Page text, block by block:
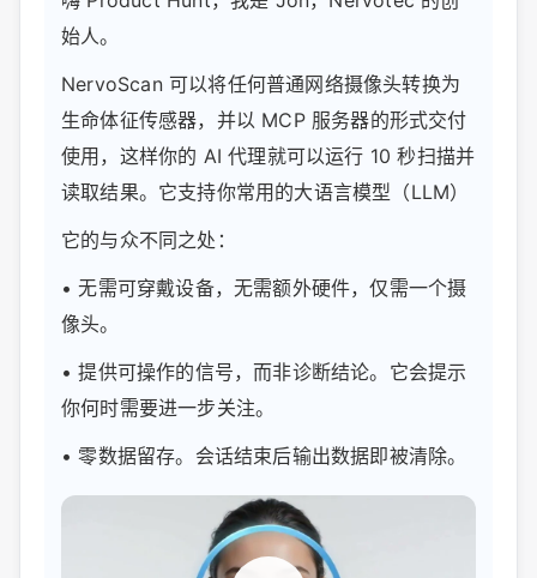
始人。
NervoScan 可以将任何普通网络摄像头转换为
生命体征传感器，并以 MCP 服务器的形式交付
使用，这样你的 AI 代理就可以运行 10 秒扫描并
读取结果。它支持你常用的大语言模型（LLM）
它的与众不同之处：
• 无需可穿戴设备，无需额外硬件，仅需一个摄
像头。
• 提供可操作的信号，而非诊断结论。它会提示
你何时需要进一步关注。
• 零数据留存。会话结束后输出数据即被清除。